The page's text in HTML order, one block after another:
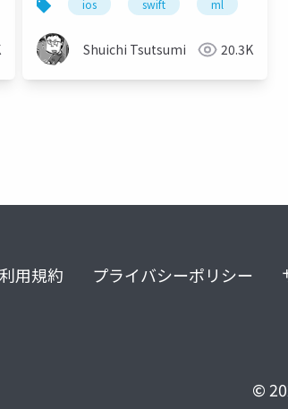
ios swift ml
Shuichi Tsutsumi 20.3K
利用規約 プライバシーポリシー
©